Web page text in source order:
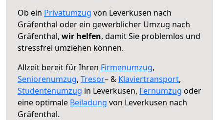
Ob ein Privatumzug von Leverkusen nach
Gräfenthal oder ein gewerblicher Umzug nach
Gräfenthal, wir helfen, damit Sie problemlos und
stressfrei umziehen können.
Allzeit bereit für Ihren Firmenumzug,
Seniorenumzug, Tresor– & Klaviertransport,
Studentenumzug in Leverkusen, Fernumzug oder
eine optimale Beiladung von Leverkusen nach
Gräfenthal.